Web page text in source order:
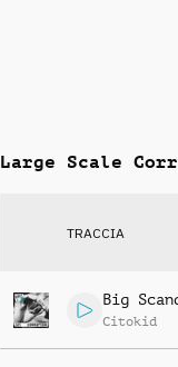
Large Scale
TRACCIA
Big
Citokid